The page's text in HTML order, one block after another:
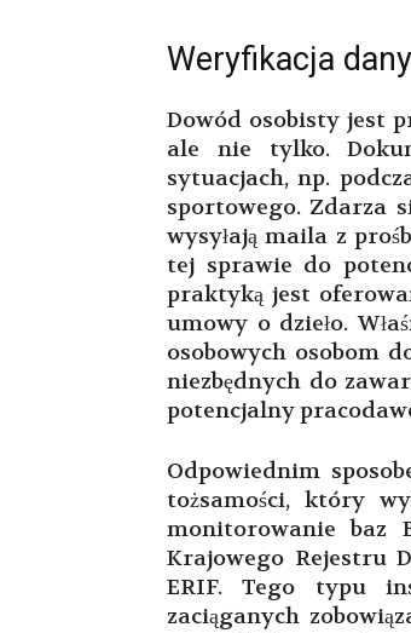
Weryfikacja
Dowód osobisty jest
ale nie tylko.
sytuacjach, np.
sportowego. Zdarza
wysyłają maila z
tej sprawie do
praktyką jest
umowy o dzieło.
osobowych osobom
niezbędnych do
potencjalny
Odpowiednim
tożsamości, który
monitorowanie baz
Krajowego Rejestru
ERIF. Tego typu
zaciąganych